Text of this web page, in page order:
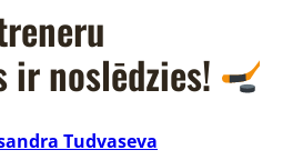
ir noslēdzies!
Tudvaseva